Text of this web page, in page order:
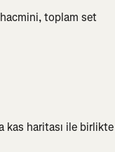
toplam set
kas haritası ile birlikte